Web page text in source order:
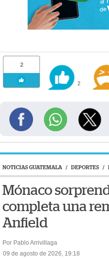
2
2
NOTICIAS GUATEMALA / DEPORTES /
Mónaco
completa una
Anfield
Por Pablo Arrivillaga
09 de agosto de 2026, 19:18